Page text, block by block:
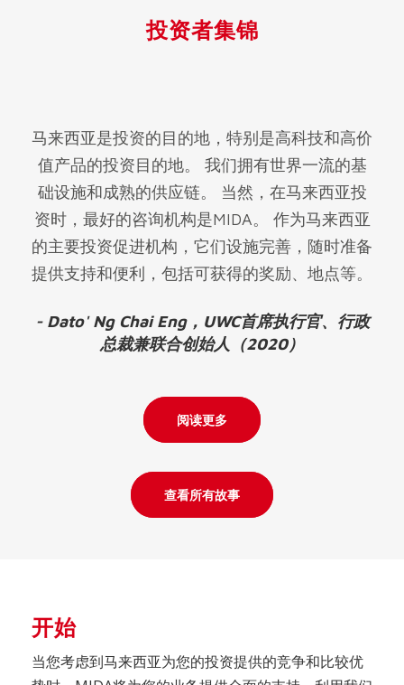
投资者集锦
马来西亚是投资的目的地，特别是高科技和高价
值产品的投资目的地。 我们拥有世界一流的基
础设施和成熟的供应链。 当然，在马来西亚投
资时，最好的咨询机构是MIDA。 作为马来西亚
的主要投资促进机构，它们设施完善，随时准备
提供支持和便利，包括可获得的奖励、地点等。
- Dato' Ng Chai Eng，UWC首席执行官、行政
总裁兼联合创始人（2020）
阅读更多
查看所有故事
开始
当您考虑到马来西亚为您的投资提供的竞争和比较优